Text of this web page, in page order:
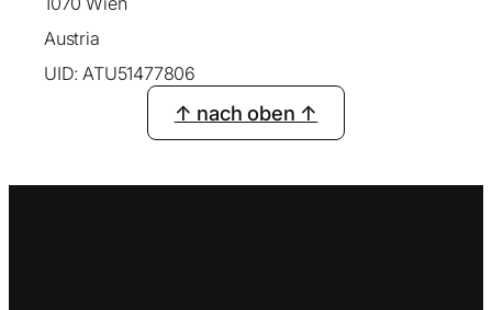
Austria
UID: ATU51477806
↑ nach oben ↑